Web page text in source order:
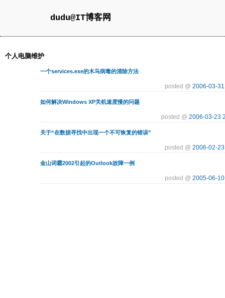
dudu@IT博客网
个人电脑维护
一个services.exe的木马病毒的清除方法
posted @ 2006-03-
如何解决Windows XP关机速度慢的问题
posted @ 2006-03-23
关于“在数据寻找中出现一个不可恢复的错误”
posted @ 2006-02-
金山词霸2002引起的Outlook故障一例
posted @ 2005-06-